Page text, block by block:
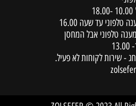
טלפוני עד שעה 16.00
טלפוני אבל המחסן
- שירות לקוחות לא פעיל.